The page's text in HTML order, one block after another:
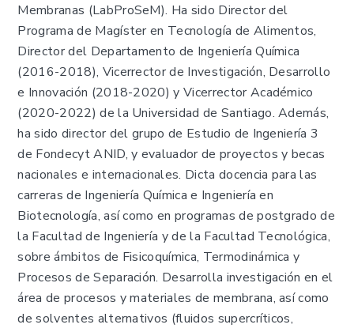
Membranas (LabProSeM). Ha sido Director del
Programa de Magíster en Tecnología de Alimentos,
Director del Departamento de Ingeniería Química
(2016-2018), Vicerrector de Investigación, Desarrollo
e Innovación (2018-2020) y Vicerrector Académico
(2020-2022) de la Universidad de Santiago. Además,
ha sido director del grupo de Estudio de Ingeniería 3
de Fondecyt ANID, y evaluador de proyectos y becas
nacionales e internacionales. Dicta docencia para las
carreras de Ingeniería Química e Ingeniería en
Biotecnología, así como en programas de postgrado de
la Facultad de Ingeniería y de la Facultad Tecnológica,
sobre ámbitos de Fisicoquímica, Termodinámica y
Procesos de Separación. Desarrolla investigación en el
área de procesos y materiales de membrana, así como
de solventes alternativos (fluidos supercríticos,